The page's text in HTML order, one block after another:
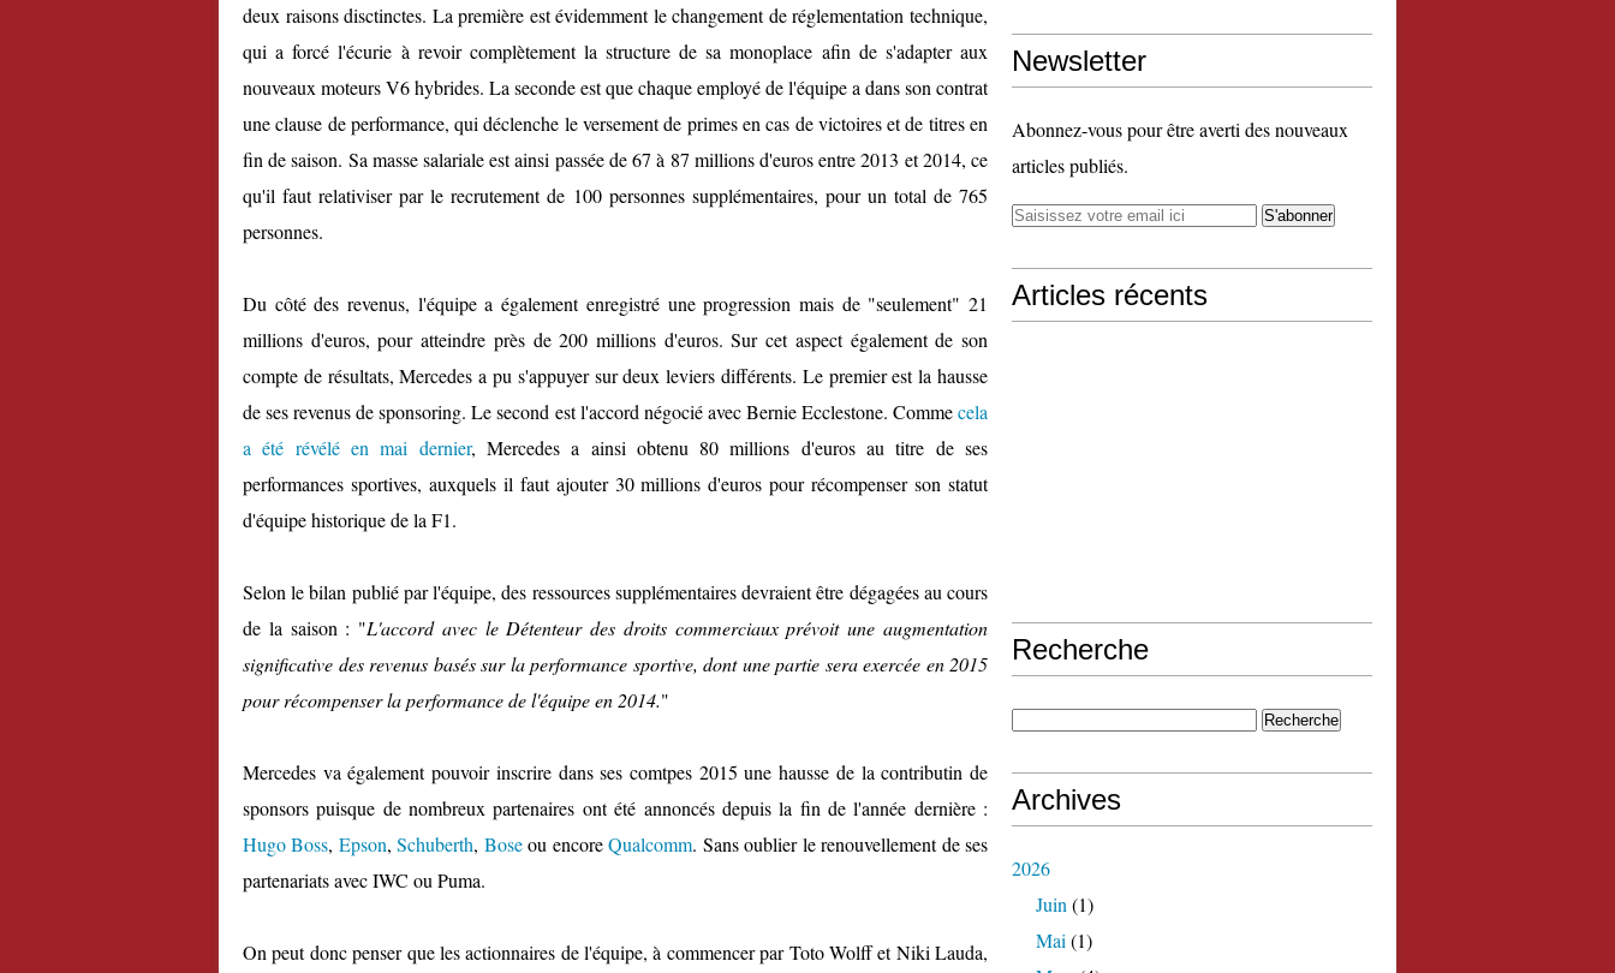
deux raisons disctinctes. La première est évidemment le changement de réglementation technique,
qui a forcé l'écurie à revoir complètement la structure de sa monoplace afin de s'adapter aux
nouveaux moteurs V6 hybrides. La seconde est que chaque employé de l'équipe a dans son contrat
une clause de performance, qui déclenche le versement de primes en cas de victoires et de titres en
fin de saison. Sa masse salariale est ainsi passée de 67 à 87 millions d'euros entre 2013 et 2014, ce
qu'il faut relativiser par le recrutement de 100 personnes supplémentaires, pour un total de 765
personnes.
Du côté des revenus, l'équipe a également enregistré une progression mais de "seulement" 21
millions d'euros, pour atteindre près de 200 millions d'euros. Sur cet aspect également de son
compte de résultats, Mercedes a pu s'appuyer sur deux leviers différents. Le premier est la hausse
de ses revenus de sponsoring. Le second est l'accord négocié avec Bernie Ecclestone. Commecela
a été révélé en mai dernier, Mercedes a ainsi obtenu 80 millions d'euros au titre de ses
performances sportives, auxquels il faut ajouter 30 millions d'euros pour récompenser son statut
d'équipe historique de la F1.
Selon le bilan publié par l'équipe, des ressources supplémentaires devraient être dégagées au cours
de la saison : "L'accord avec le Détenteur des droits commerciaux prévoit une augmentation
significative des revenus basés sur la performance sportive, dont une partie sera exercée en 2015
pour récompenser la performance de l'équipe en 2014."
Mercedes va également pouvoir inscrire dans ses comtpes 2015 une hausse de la contributin de
sponsors puisque de nombreux partenaires ont été annoncés depuis la fin de l'année dernière :
Hugo Boss, Epson,Schuberth, Boseou encoreQualcomm. Sans oublier le renouvellement de ses
partenariats avec IWC ou Puma.
On peut donc penser que les actionnaires de l'équipe, à commencer par Toto Wolff et Niki Lauda,
Newsletter
Abonnez-vous pour être averti des nouveaux
articles publiés.
Articles récents
Recherche
Archives
2026
Juin (1)
Mai (1)